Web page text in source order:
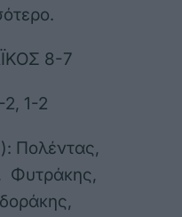
8-7
1-2
Πολέντας,
Φυτράκης,